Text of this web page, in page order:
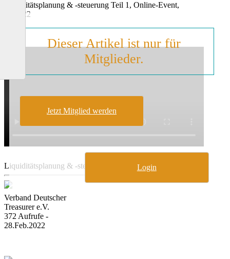
Liquiditätsplanung & -steuerung Teil 1, Online-Event,
02/2022
Dieser Artikel ist nur für
Mitglieder.
Jetzt Mitglied werden
Login
Liquiditätsplanung & -steuerung Teil 1
Verband Deutscher
Treasurer e.V.
372 Aufrufe -
28.Feb.2022